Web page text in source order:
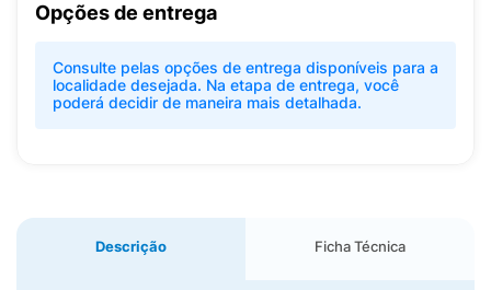
Opções de entrega
Consulte pelas opções de entrega disponíveis para a
localidade desejada. Na etapa de entrega, você
poderá decidir de maneira mais detalhada.
Descrição Ficha Técnica